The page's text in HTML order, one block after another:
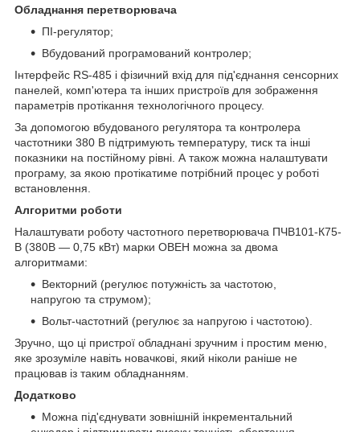
Обладнання перетворювача
ПІ-регулятор;
Вбудований програмований контролер;
Інтерфейс RS-485 і фізичний вхід для під'єднання сенсорних
панелей, комп'ютера та інших пристроїв для зображення
параметрів протікання технологічного процесу.
За допомогою вбудованого регулятора та контролера
частотники 380 В підтримують температуру, тиск та інші
показники на постійному рівні. А також можна налаштувати
програму, за якою протікатиме потрібний процес у роботі
встановлення.
Алгоритми роботи
Налаштувати роботу частотного перетворювача ПЧВ101-К75-
В (380В — 0,75 кВт) марки ОВЕН можна за двома
алгоритмами:
Векторний (регулює потужність за частотою,
напругою та струмом);
Вольт-частотний (регулює за напругою і частотою).
Зручно, що ці пристрої обладнані зручним і простим меню,
яке зрозуміле навіть новачкові, який ніколи раніше не
працював із таким обладнанням.
Додатково
Можна під'єднувати зовнішній інкрементальний